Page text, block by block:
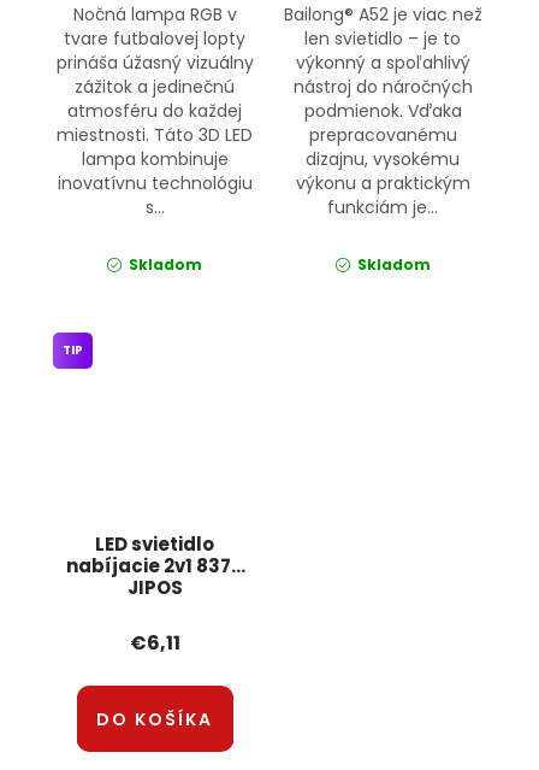
Nočná lampa RGB v
tvare futbalovej lopty
prináša úžasný vizuálny
zážitok a jedinečnú
atmosféru do každej
miestnosti. Táto 3D LED
lampa kombinuje
inovatívnu technológiu
s...
Skladom
Bailong® A52 je viac než
len svietidlo – je to
výkonný a spoľahlivý
nástroj do náročných
podmienok. Vďaka
prepracovanému
dizajnu, vysokému
výkonu a praktickým
funkciám je...
Skladom
LED svietidlo
nabíjacie 2v1 8379
JIPOS
TIP
€6,11
DO KOŠÍKA